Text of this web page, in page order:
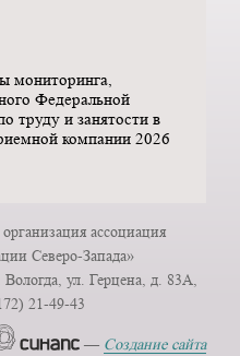
мониторинга,
Федеральной
труду и занятости в
компании 2026
ассоциация
Северо-Запада»
Вологда, ул. Герцена, д. 83А,
21-49-43
— Создание сайта